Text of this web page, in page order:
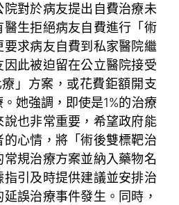
對於病友提出自費治療未
生拒絕病友自費進行「術
求病友自費到私家醫院繼
此被迫留在公立醫院接受
」方案，或花費鉅額開支
她強調，即使是1%的治療
也非常重要，希望政府能
心情，將「術後雙標靶治
規治療方案並納入藥物名
引及時提供建議並安排治
誤治療事件發生。同時，